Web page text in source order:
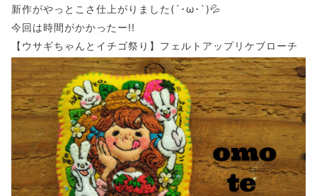
新作がやっとこさ仕上がりました(´･ω･`)💦
今回は時間がかかったー!!
【ウサギちゃんとイチゴ祭り】フェルトアップリケブローチ